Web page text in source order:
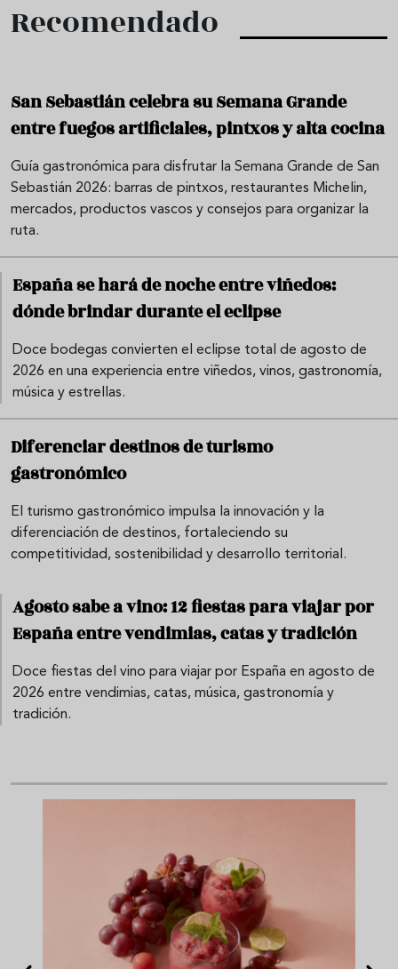
Recomendado
San Sebastián celebra su Semana Grande
entre fuegos artificiales, pintxos y alta cocina
Guía gastronómica para disfrutar la Semana Grande de San
Sebastián 2026: barras de pintxos, restaurantes Michelin,
mercados, productos vascos y consejos para organizar la
ruta.
España se hará de noche entre viñedos:
dónde brindar durante el eclipse
Doce bodegas convierten el eclipse total de agosto de
2026 en una experiencia entre viñedos, vinos, gastronomía,
música y estrellas.
Diferenciar destinos de turismo
gastronómico
El turismo gastronómico impulsa la innovación y la
diferenciación de destinos, fortaleciendo su
competitividad, sostenibilidad y desarrollo territorial.
Agosto sabe a vino: 12 fiestas para viajar por
España entre vendimias, catas y tradición
Doce fiestas del vino para viajar por España en agosto de
2026 entre vendimias, catas, música, gastronomía y
tradición.